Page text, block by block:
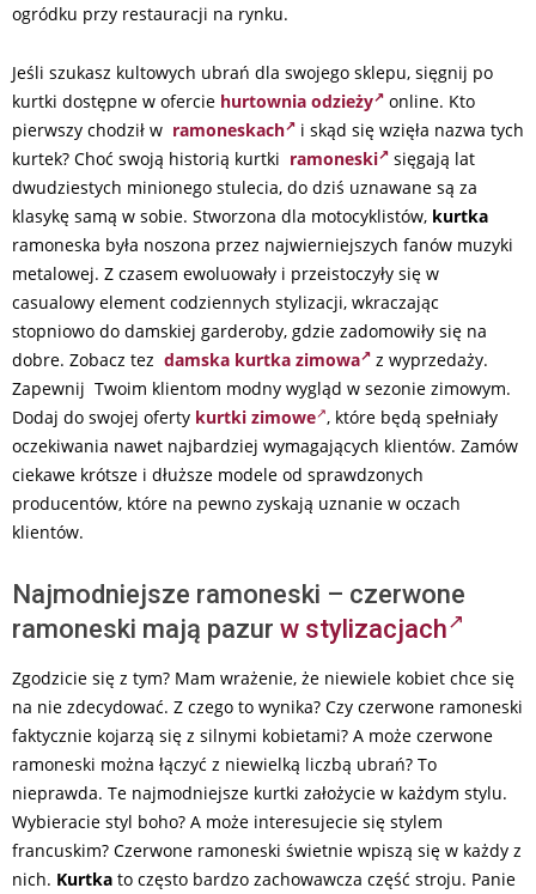
ogródku przy restauracji na rynku.
Jeśli szukasz kultowych ubrań dla swojego sklepu, sięgnij po
kurtki dostępne w ofercie hurtownia odzieży
online. Kto
pierwszy chodził w ramoneskach
i skąd się wzięła nazwa tych
kurtek? Choć swoją historią kurtki ramoneski
sięgają lat
dwudziestych minionego stulecia, do dziś uznawane są za
klasykę samą w sobie. Stworzona dla motocyklistów, kurtka
ramoneska była noszona przez najwierniejszych fanów muzyki
metalowej. Z czasem ewoluowały i przeistoczyły się w
casualowy element codziennych stylizacji, wkraczając
stopniowo do damskiej garderoby, gdzie zadomowiły się na
dobre. Zobacz tez damska kurtka zimowa
z wyprzedaży.
Zapewnij Twoim klientom modny wygląd w sezonie zimowym.
Dodaj do swojej oferty kurtki zimowe , które będą spełniały
oczekiwania nawet najbardziej wymagających klientów. Zamów
ciekawe krótsze i dłuższe modele od sprawdzonych
producentów, które na pewno zyskają uznanie w oczach
klientów.
Najmodniejsze ramoneski – czerwone
ramoneski mają pazur w stylizacjach
Zgodzicie się z tym? Mam wrażenie, że niewiele kobiet chce się
na nie zdecydować. Z czego to wynika? Czy czerwone ramoneski
faktycznie kojarzą się z silnymi kobietami? A może czerwone
ramoneski można łączyć z niewielką liczbą ubrań? To
nieprawda. Te najmodniejsze kurtki założycie w każdym stylu.
Wybieracie styl boho? A może interesujecie się stylem
francuskim? Czerwone ramoneski świetnie wpiszą się w każdy z
nich. Kurtka to często bardzo zachowawcza część stroju. Panie